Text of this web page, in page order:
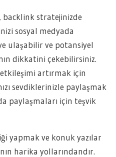
backlink stratejinizde
sosyal medyada
ulaşabilir ve potansiyel
dikkatini çekebilirsiniz.
artırmak için
sevdiklerinizle paylaşmak
paylaşmaları için teşvik
yapmak ve konuk yazılar
harika yollarındandır.